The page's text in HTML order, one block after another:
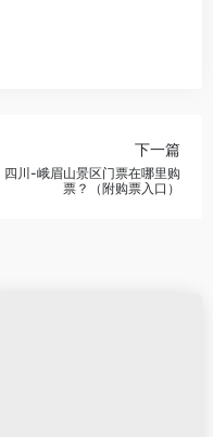
下一篇
四川-峨眉山景区门票在哪里购
票？（附购票入口）